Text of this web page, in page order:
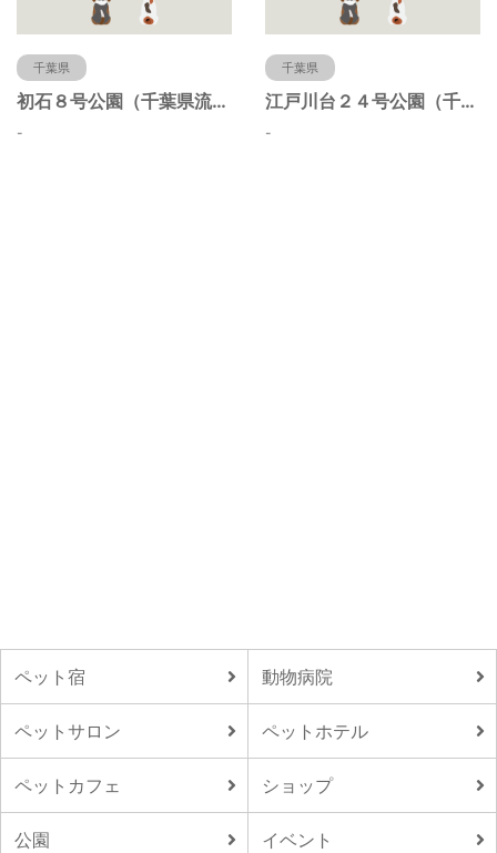
千葉県
初石８号公園（千葉県流山市）
-
千葉県
江戸川台２４号公園（千葉県流山市）
-
ペット宿 動物病院
ペットサロン ペットホテル
ペットカフェ ショップ
公園 イベント